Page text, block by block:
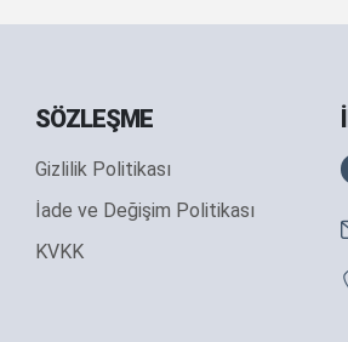
SÖZLEŞME
Gizlilik Politikası
İade ve Değişim Politikası
KVKK